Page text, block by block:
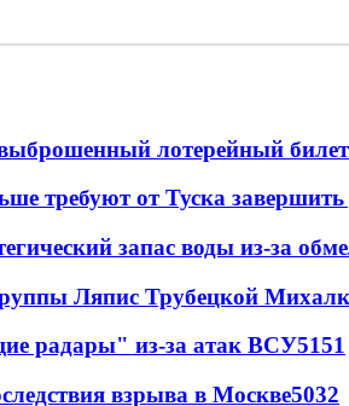
лотерейный
требуют от Туска завершить
запас воды из-за
Ляпис Трубецкой
радары" из-за атак ВСУ5151
взрыва в Москве5032